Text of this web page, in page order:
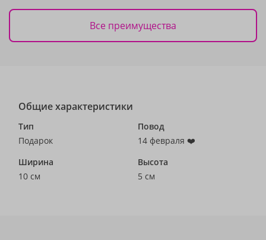
Все преимущества
Общие характеристики
Тип
Подарок
Повод
14 февраля ❤️
Ширина
10 см
Высота
5 см